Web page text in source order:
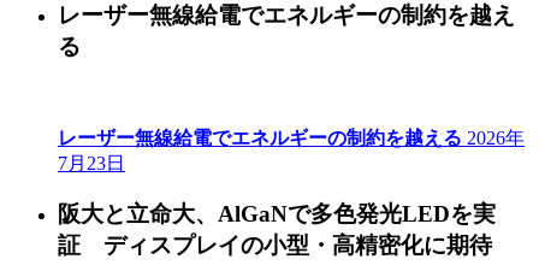
レーザー無線給電でエネルギーの制約を越え
る
レーザー無線給電でエネルギーの制約を越える 2026年
7月23日
阪大と立命大、AlGaNで多色発光LEDを実
証 ディスプレイの小型・高精密化に期待